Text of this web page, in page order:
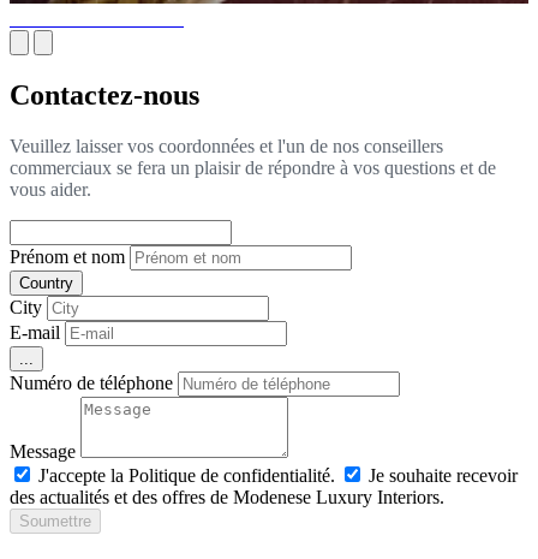
Contactez-nous
Veuillez laisser vos coordonnées et l'un de nos conseillers
commerciaux se fera un plaisir de répondre à vos questions et de
vous aider.
Prénom et nom
Country
City
E-mail
Numéro de téléphone
Message
J'accepte la Politique de confidentialité.
Je souhaite recevoir
des actualités et des offres de Modenese Luxury Interiors.
Soumettre